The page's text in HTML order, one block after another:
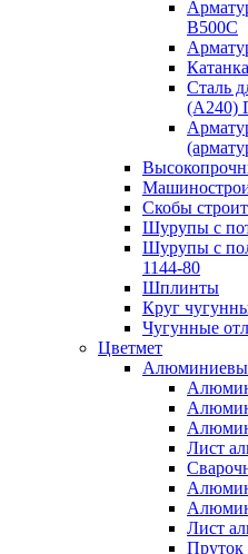
В500С
Сталь
(А240)
Скобы
Шурупы с
Шурупы с
1144-80
Шплинты
Круг
Чугунные
Цветмет
Лист
Лист